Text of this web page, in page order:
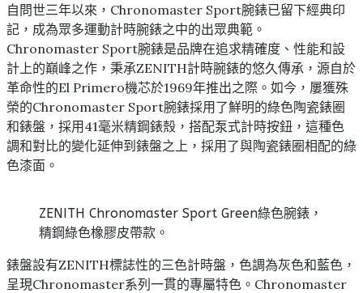
自問世三年以來，Chronomaster Sport腕錶已留下經典印
記，成為眾多運動計時腕錶之中的出眾典範。
Chronomaster Sport腕錶是品牌在追求精確度、性能和設
計上的巔峰之作，秉承ZENITH計時腕錶的悠久傳承，源自於
革命性的El Primero機芯於1969年推出之際。如今，屢獲殊
榮的Chronomaster Sport腕錶採用了鮮明的綠色陶瓷錶圈
和錶盤，採用41毫米精鋼錶殼，搭配泵式計時按鈕，這種色
調和對比的變化延伸到錶盤之上，採用了與陶瓷錶圈相配的綠
色漆面。
ZENITH Chronomaster Sport Green綠色腕錶，
精鋼綠色橡膠皮帶款。
錶盤設有ZENITH標誌性的三色計時盤，色調為灰色和藍色，
呈現Chronomaster系列一貫的專屬特色。Chronomaster